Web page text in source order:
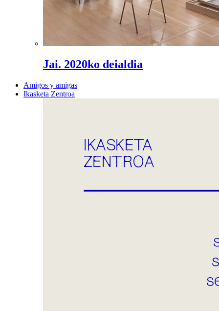
Jai. 2020ko deialdia
Amigos y amigas
Ikasketa Zentroa